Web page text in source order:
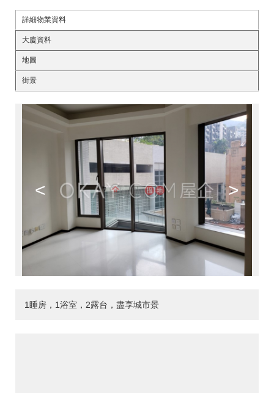
詳細物業資料
大廈資料
地圖
街景
< >
1睡房，1浴室，2露台，盡享城市景